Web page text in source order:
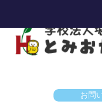
お問